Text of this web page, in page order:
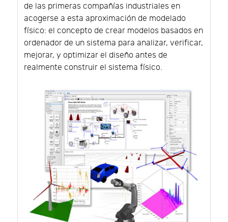
de las primeras compañías industriales en
acogerse a esta aproximación de modelado
físico: el concepto de crear modelos basados en
ordenador de un sistema para analizar, verificar,
mejorar, y optimizar el diseño antes de
realmente construir el sistema físico.